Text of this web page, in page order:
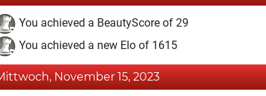
You achieved a BeautyScore of 29
You achieved a new Elo of 1615
November 15, 2023